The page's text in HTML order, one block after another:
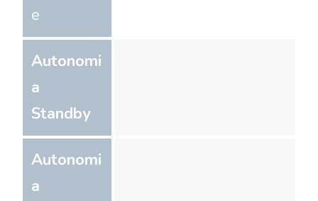
e
Autonomi
a
Standby
Autonomi
a